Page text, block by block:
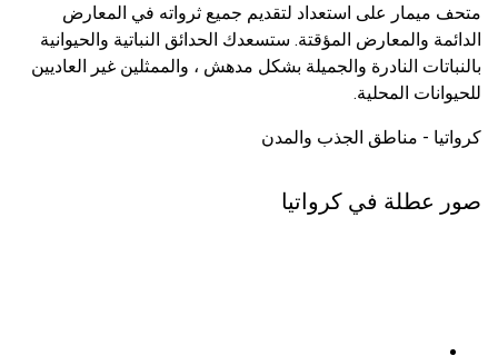
متحف ميمار على استعداد لتقديم جميع ثرواته في المعارض
الدائمة والمعارض المؤقتة. ستسعدك الحدائق النباتية والحيوانية
بالنباتات النادرة والجميلة بشكل مدهش ، والممثلين غير العاديين
للحيوانات المحلية.
كرواتيا - مناطق الجذب والمدن
صور عطلة في كرواتيا